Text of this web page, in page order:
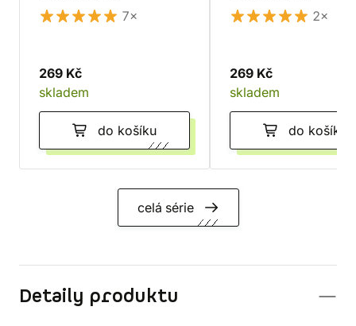
7×
269 Kč
skladem
do košíku
2×
269 Kč
skladem
do košíku
celá série
Detaily produktu